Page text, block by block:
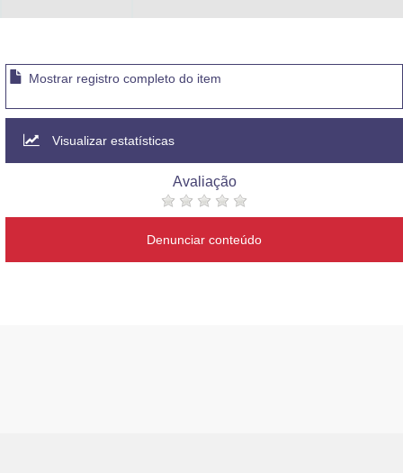
Mostrar registro completo do item
Visualizar estatísticas
Avaliação
Denunciar conteúdo